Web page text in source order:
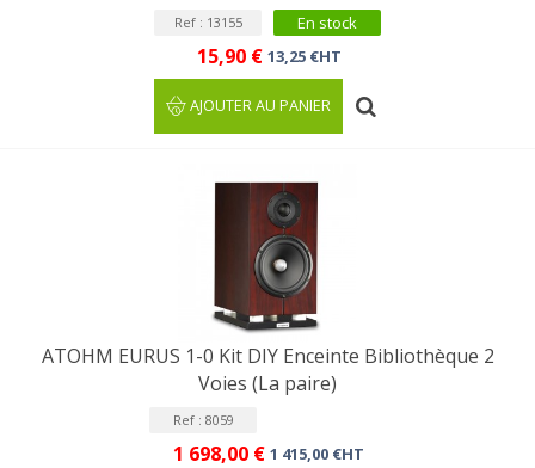
Ref : 13155 En stock
15,90 € 13,25 €HT
AJOUTER AU PANIER
ATOHM EURUS 1-0 Kit DIY Enceinte Bibliothèque 2
Voies (La paire)
Ref : 8059
1 698,00 € 1 415,00 €HT